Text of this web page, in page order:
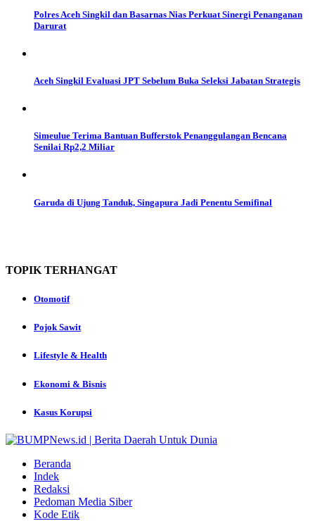
Polres Aceh Singkil dan Basarnas Nias Perkuat Sinergi Penanganan
Darurat
Aceh Singkil Evaluasi JPT Sebelum Buka Seleksi Jabatan Strategis
Simeulue Terima Bantuan Bufferstok Penanggulangan Bencana
Senilai Rp2,2 Miliar
Garuda di Ujung Tanduk, Singapura Jadi Penentu Semifinal
TOPIK TERHANGAT
Otomotif
Pojok Sawit
Lifestyle & Health
Ekonomi & Bisnis
Kasus Korupsi
Beranda
Indek
Redaksi
Pedoman Media Siber
Kode Etik